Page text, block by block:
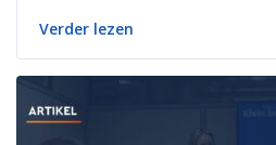
Verder lezen